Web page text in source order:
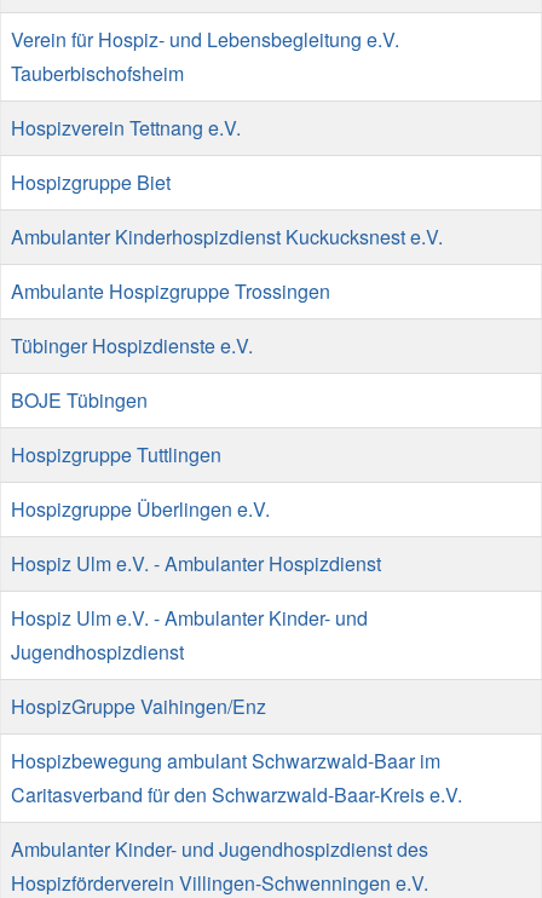
Verein für Hospiz- und Lebensbegleitung e.V.
Tauberbischofsheim
Hospizverein Tettnang e.V.
Hospizgruppe Biet
Ambulanter Kinderhospizdienst Kuckucksnest e.V.
Ambulante Hospizgruppe Trossingen
Tübinger Hospizdienste e.V.
BOJE Tübingen
Hospizgruppe Tuttlingen
Hospizgruppe Überlingen e.V.
Hospiz Ulm e.V. - Ambulanter Hospizdienst
Hospiz Ulm e.V. - Ambulanter Kinder- und
Jugendhospizdienst
HospizGruppe Vaihingen/Enz
Hospizbewegung ambulant Schwarzwald-Baar im
Caritasverband für den Schwarzwald-Baar-Kreis e.V.
Ambulanter Kinder- und Jugendhospizdienst des
Hospizförderverein Villingen-Schwenningen e.V.